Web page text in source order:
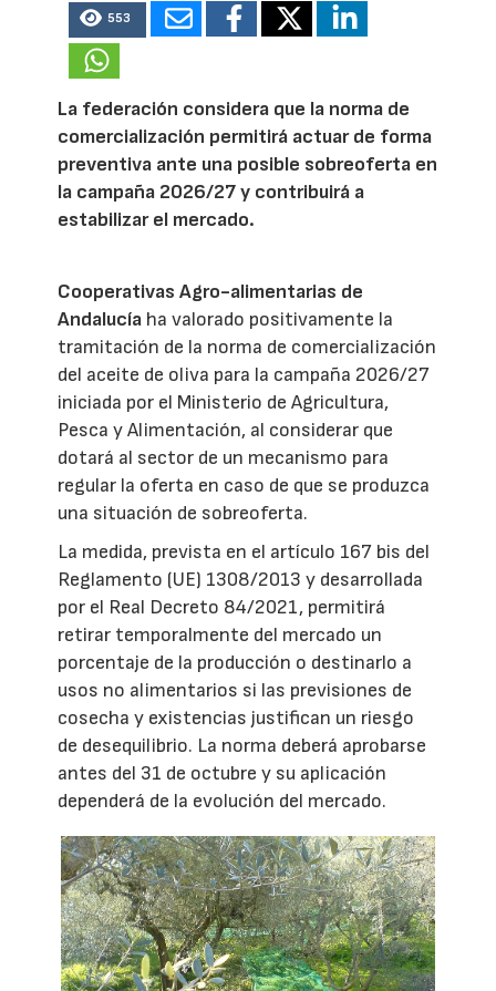
553
La federación considera que la norma de
comercialización permitirá actuar de forma
preventiva ante una posible sobreoferta en
la campaña 2026/27 y contribuirá a
estabilizar el mercado.
Cooperativas Agro-alimentarias de
Andalucía ha valorado positivamente la
tramitación de la norma de comercialización
del aceite de oliva para la campaña 2026/27
iniciada por el Ministerio de Agricultura,
Pesca y Alimentación, al considerar que
dotará al sector de un mecanismo para
regular la oferta en caso de que se produzca
una situación de sobreoferta.
La medida, prevista en el artículo 167 bis del
Reglamento (UE) 1308/2013 y desarrollada
por el Real Decreto 84/2021, permitirá
retirar temporalmente del mercado un
porcentaje de la producción o destinarlo a
usos no alimentarios si las previsiones de
cosecha y existencias justifican un riesgo
de desequilibrio. La norma deberá aprobarse
antes del 31 de octubre y su aplicación
dependerá de la evolución del mercado.